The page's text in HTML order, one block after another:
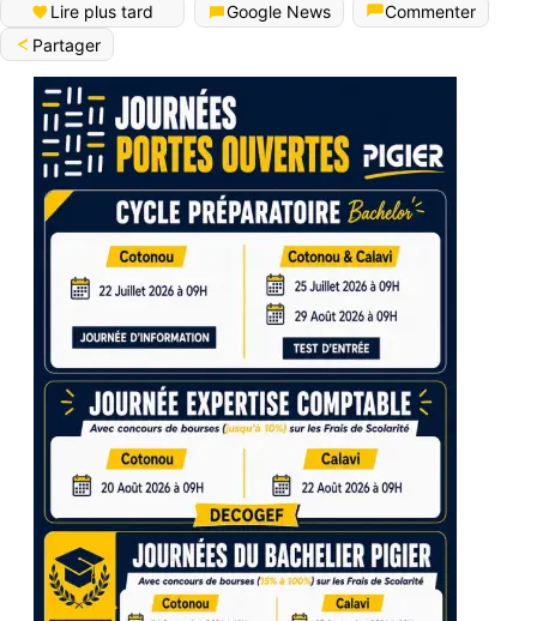
Lire plus tard Google News
Commenter
Partager